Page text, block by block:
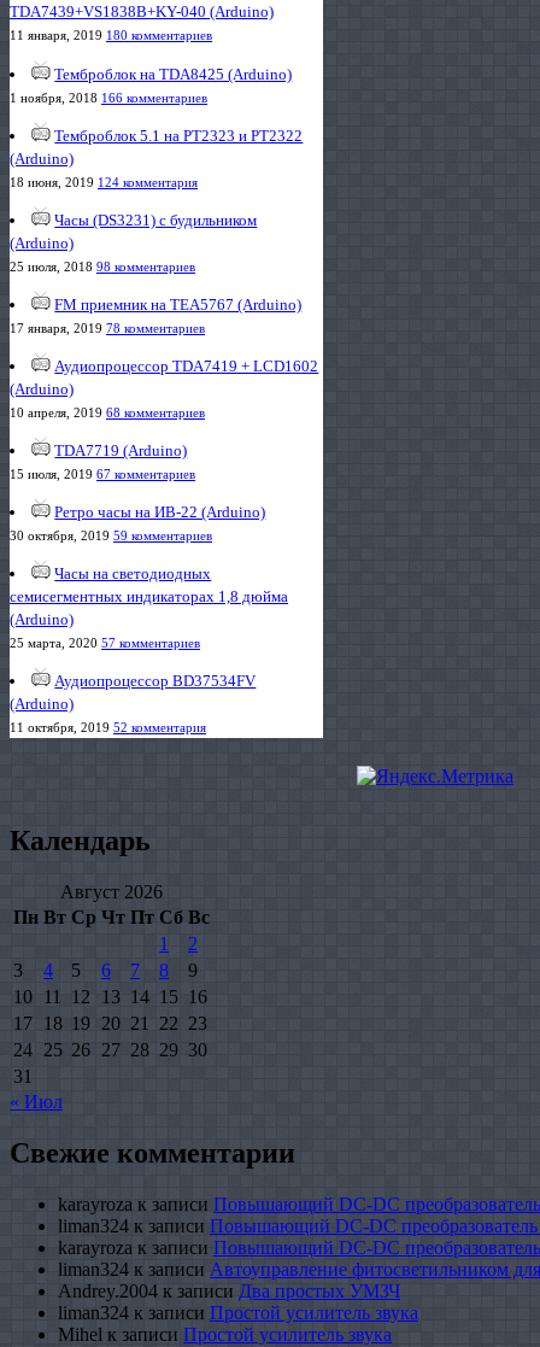
TDA7439+VS1838B+KY-040 (Arduino)
11 января, 2019 180 комментариев
Темброблок на TDA8425 (Arduino)
1 ноября, 2018 166 комментариев
Темброблок 5.1 на PT2323 и PT2322
(Arduino)
18 июня, 2019 124 комментария
Часы (DS3231) с будильником
(Arduino)
25 июля, 2018 98 комментариев
FM приемник на TEA5767 (Arduino)
17 января, 2019 78 комментариев
Аудиопроцессор TDA7419 + LCD1602
(Arduino)
10 апреля, 2019 68 комментариев
TDA7719 (Arduino)
15 июля, 2019 67 комментариев
Ретро часы на ИВ-22 (Arduino)
30 октября, 2019 59 комментариев
Часы на светодиодных
семисегментных индикаторах 1,8 дюйма
(Arduino)
25 марта, 2020 57 комментариев
Аудиопроцессор BD37534FV
(Arduino)
11 октября, 2019 52 комментария
Календарь
Август 2026
Пн Вт Ср Чт Пт Сб Вс
1
2
3
4 5 6 7 8
9
10
11 12 13 14 15 16
17 18 19 20 21 22 23
24 25 26 27 28 29 30
31
« Июл
Свежие комментарии
karayroza к записи Повышающий DC-DC
liman324 к записи Повышающий DC-DC
karayroza к записи Повышающий DC-DC
liman324 к записи Автоуправление фитосветильником
Andrey.2004 к записи Два простых УМЗЧ
liman324 к записи Простой усилитель звука
Mihel к записи Простой усилитель звука